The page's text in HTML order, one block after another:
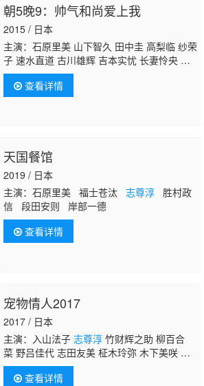
朝5晚9：帅气和尚爱上我
2015 / 日本
主演：石原里美 山下智久 田中圭 高梨临 纱荣
子 速水直道 古川雄辉 吉本实忧 长妻怜央 恒
松祐里 寺田心 中村安奈 户田惠子 上岛龙
兵 小野武彦 加贺麻理子 高田彪我
查看详情
天国餐馆
2019 / 日本
主演：石原里美 福士苍汰 志尊淳胜村政
信 段田安则 岸部一德
查看详情
宠物情人2017
2017 / 日本
主演：入山法子 志尊淳竹财辉之助 柳百合
菜 野吕佳代 志田友美 柾木玲弥 木下美咲 冈
村泉
查看详情